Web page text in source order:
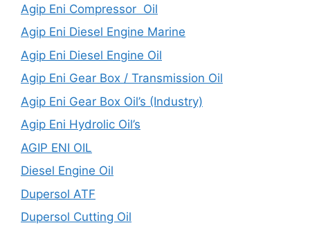
Agip Eni Compressor Oil
Agip Eni Diesel Engine Marine
Agip Eni Diesel Engine Oil
Agip Eni Gear Box / Transmission Oil
Agip Eni Gear Box Oil’s (Industry)
Agip Eni Hydrolic Oil’s
AGIP ENI OIL
Diesel Engine Oil
Dupersol ATF
Dupersol Cutting Oil